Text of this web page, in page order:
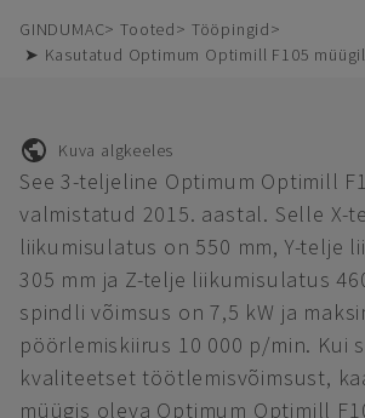
GINDUMAC Tooted
Tööpingid
➤ Kasutatud Optimum Optimill F105
Kuva algkeeles
See 3-teljeline Optimum Optimill
valmistatud 2015. aastal. Selle X-
liikumisulatus on 550 mm, Y-telje
305 mm ja Z-telje liikumisulatus
spindli võimsus on 7,5 kW ja
pöörlemiskiirus 10 000 p/min. Kui
kvaliteetset töötlemisvõimsust,
müügis oleva Optimum Optimill